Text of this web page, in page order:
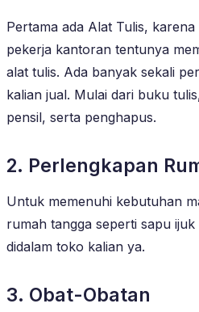
Pertama ada Alat Tulis,
pekerja kantoran tentunya
alat tulis. Ada banyak sekali
kalian jual. Mulai dari buku
pensil, serta penghapus.
2. Perlengkapan
Untuk memenuhi kebutuhan
rumah tangga seperti sapu
didalam toko kalian ya.
3. Obat-Obatan